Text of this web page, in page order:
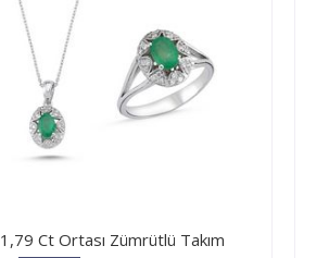
1,79 Ct Ortası Zümrütlü Takım